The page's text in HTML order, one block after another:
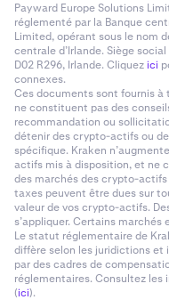
Payward Europe Solutions
réglementé par la Banque
Limited, opérant sous le nom
centrale d’Irlande. Siège social
D02 R296, Irlande. Cliquezici
connexes.
Ces documents sont fournis
ne constituent pas des
recommandation ou
détenir des crypto-actifs ou
spécifique. Kraken
actifs mis à disposition, et ne
des marchés des crypto-
taxes peuvent être dues sur
valeur de vos crypto-actifs.
s’appliquer. Certains
Le statut réglementaire de
diffère selon les juridictions et
par des cadres de
réglementaires. Consultez
(ici).